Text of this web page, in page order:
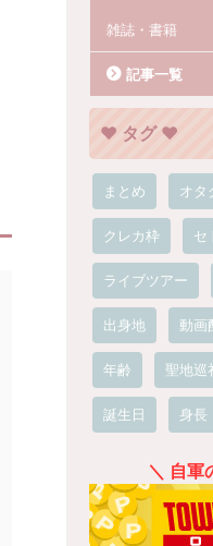
雑誌・書籍
記事一覧
❤︎ タグ ❤︎
まとめ オタ
クレカ枠 セ
ライブツアー
出身地 動画
年齢 聖地巡
誕生日 身長
＼ 自軍